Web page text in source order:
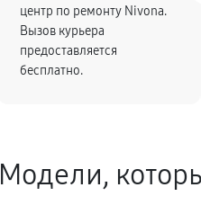
центр по ремонту Nivona.
Вызов курьера
предоставляется
бесплатно.
Модели,